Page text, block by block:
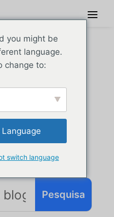
da
para todos os
a planilhas
you might be
language.
change to:
switch language